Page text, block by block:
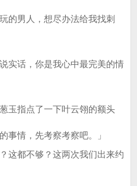
的男人，想尽办法给我找刺
话，你是我心中最完美的情
指点了一下叶云翎的额头
事情，先考察考察吧。」
都不够？这两次我们出来约